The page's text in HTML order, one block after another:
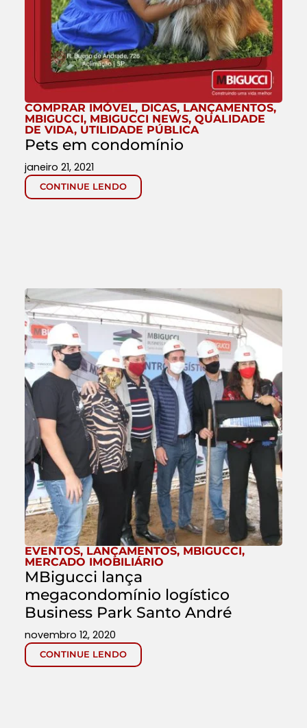
COMPRAR IMÓVEL, DICAS, LANÇAMENTOS,
MBIGUCCI, MBIGUCCI NEWS, QUALIDADE
DE VIDA, UTILIDADE PÚBLICA
Pets em condomínio
CONTINUE LENDO
janeiro 21, 2021
EVENTOS, LANÇAMENTOS, MBIGUCCI,
MERCADO IMOBILIÁRIO
MBigucci lança
megacondomínio logístico
Business Park Santo André
CONTINUE LENDO
novembro 12, 2020